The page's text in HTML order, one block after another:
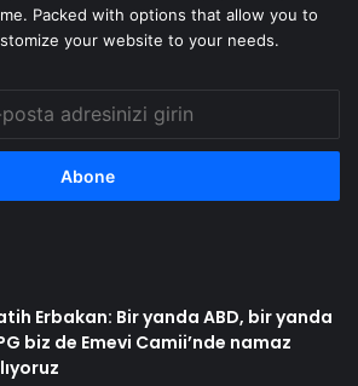
Packed with options that allow you to
your website to your needs.
Erbakan: Bir yanda ABD, bir yanda
biz de Emevi Camii’nde namaz